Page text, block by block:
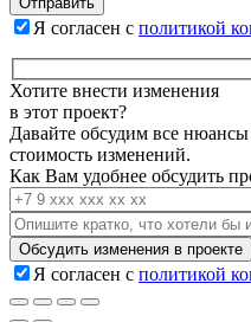
Я согласен с политикой
Хотите внести изменения
в этот проект?
Давайте обсудим все
стоимость изменений.
Как Вам удобнее обсудить
Я согласен с политикой